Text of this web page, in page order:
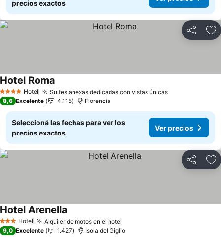
precios exactos
Compartir
4 EstrellasHotel Suites anexas dedicadas con vistas únicasVer precios
Hotel Roma
8,6 Excelente 4.115 Florencia
Seleccioná las fechas para ver los
precios exactos
Ver precios
Compartir
3 Estrellas
Hotel Alquiler de motos en el hotel
Hotel Arenella
9,0 Excelente 1.427 Isola del Giglio